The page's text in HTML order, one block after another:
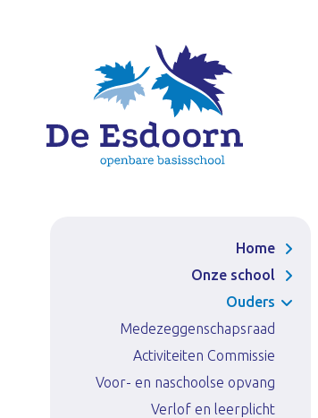
Home
Onze school
Onze visie op onderwijs
IPC onderwijs
Samen met Lichtenbeek
Schooltijden en vakanties
Ondersteuning
Ouders
Medezeggenschapsraad
Activiteiten Commissie
Voor- en naschoolse opvang
Verlof en leerplicht